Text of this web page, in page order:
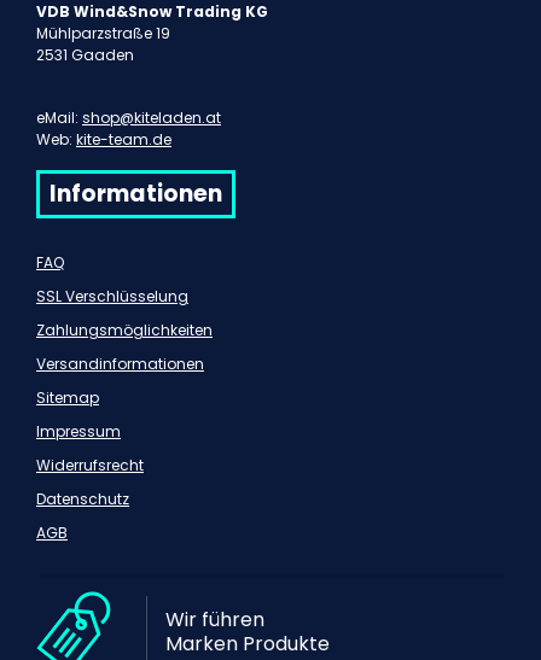
VDB Wind&Snow Trading KG
Mühlparzstraße 19
2531 Gaaden
eMail: shop@kiteladen.at
Web: kite-team.de
Informationen
FAQ
SSL Verschlüsselung
Zahlungsmöglichkeiten
Versandinformationen
Sitemap
Impressum
Widerrufsrecht
Datenschutz
AGB
Wir führen
Marken Produkte